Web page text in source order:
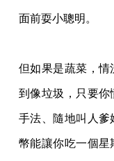
面前耍小聰明。
但如果是蔬菜，情
到像垃圾，只要你
手法、隨地叫人爹
幣能讓你吃一個星